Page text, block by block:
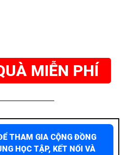
MIỄN PHÍ
THAM GIA CỘNG ĐỒNG
HỌC TẬP, KẾT NỐI VÀ